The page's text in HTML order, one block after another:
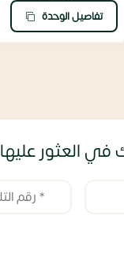
تفاصيل الوحدة
العثور عليها